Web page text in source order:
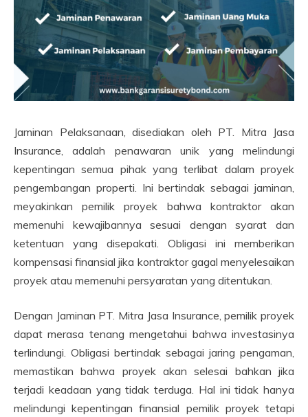
Jaminan Pelaksanaan, disediakan oleh PT. Mitra Jasa
Insurance, adalah penawaran unik yang melindungi
kepentingan semua pihak yang terlibat dalam proyek
pengembangan properti. Ini bertindak sebagai jaminan,
meyakinkan pemilik proyek bahwa kontraktor akan
memenuhi kewajibannya sesuai dengan syarat dan
ketentuan yang disepakati. Obligasi ini memberikan
kompensasi finansial jika kontraktor gagal menyelesaikan
proyek atau memenuhi persyaratan yang ditentukan.
Dengan Jaminan PT. Mitra Jasa Insurance, pemilik proyek
dapat merasa tenang mengetahui bahwa investasinya
terlindungi. Obligasi bertindak sebagai jaring pengaman,
memastikan bahwa proyek akan selesai bahkan jika
terjadi keadaan yang tidak terduga. Hal ini tidak hanya
melindungi kepentingan finansial pemilik proyek tetapi